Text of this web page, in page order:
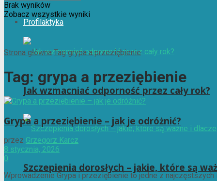
Profilaktyka
Jak wzmacniać odporność przez cały rok?
Szczepienia dorosłych – jakie, które są
Brak wyników
Zobacz wszystkie wyniki
Strona główna Tag grypa a przeziębienie
Tag: grypa a przeziębienie
Grypa a przeziębienie – jak je odróżnić?
przez Grzegorz Karcz
8 stycznia, 2026
0
Wprowadzenie Grypa i przeziębienie to jedne z